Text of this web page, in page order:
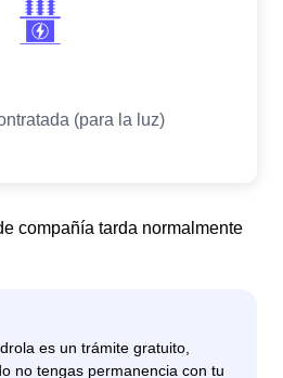
compañía tarda normalmente